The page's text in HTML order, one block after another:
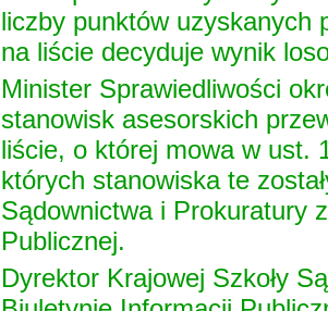
liczby punktów uzyskanych
na liście decyduje wynik
Minister Sprawiedliwości
stanowisk asesorskich
liście, o której mowa w ust.
których stanowiska te
Sądownictwa i Prokuratury
Publicznej.
Dyrektor Krajowej Szkoły